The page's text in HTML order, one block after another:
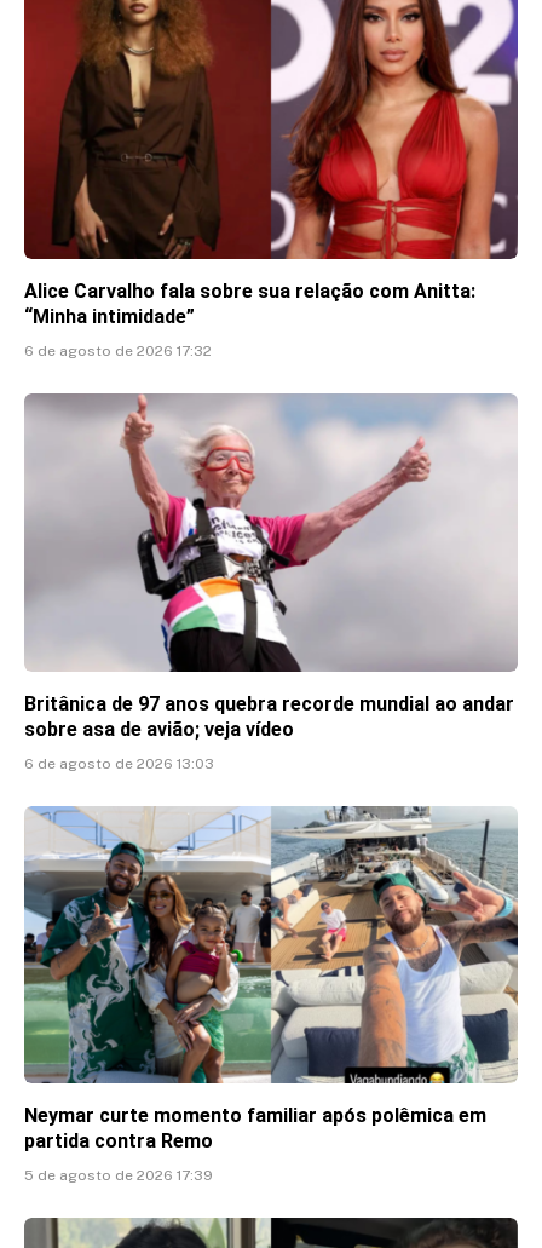
Alice Carvalho fala sobre sua relação com Anitta:
“Minha intimidade”
6 de agosto de 2026 17:32
Britânica de 97 anos quebra recorde mundial ao andar
sobre asa de avião; veja vídeo
6 de agosto de 2026 13:03
Neymar curte momento familiar após polêmica em
partida contra Remo
5 de agosto de 2026 17:39